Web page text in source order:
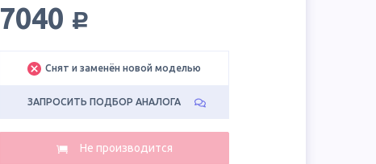
7040 руб.
Снят и заменён новой моделью
ЗАПРОСИТЬ ПОДБОР АНАЛОГА